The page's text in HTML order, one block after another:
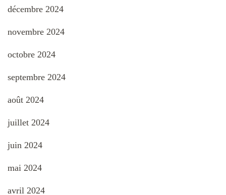
décembre 2024
novembre 2024
octobre 2024
septembre 2024
août 2024
juillet 2024
juin 2024
mai 2024
avril 2024